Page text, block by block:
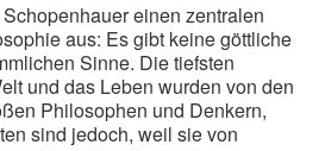
einen zentralen
aus: Es gibt keine göttliche
Sinne. Die tiefsten
und das Leben wurden von den
Philosophen und Denkern,
sind jedoch, weil sie von